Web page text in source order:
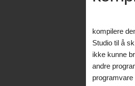
kompilere
Studio til å
ikke kunne
andre